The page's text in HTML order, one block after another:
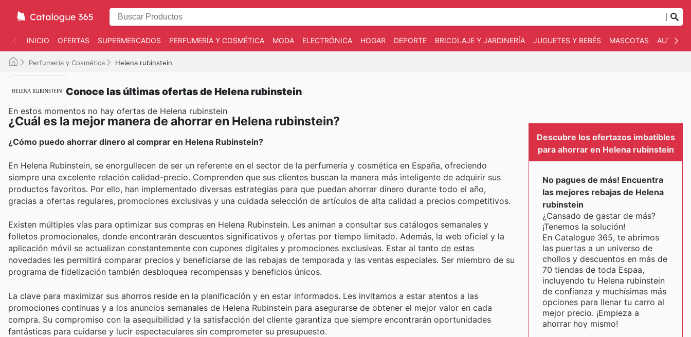
INICIO OFERTAS SUPERMERCADOS PERFUMERÍA Y COSMÉTICA MODA ELECTRÓNICA HOGAR DEPORTE BRICOLAJE Y JARDINERÍA JUGUETES Y BEBÉS MASCOTAS AUTO Y
Perfumería y Cosmética Helena rubinstein
Conoce las últimas ofertas de Helena rubinstein
En estos momentos no hay ofertas de Helena rubinstein
¿Cuál es la mejor manera de ahorrar en Helena rubinstein?
¿Cómo puedo ahorrar dinero al comprar en Helena Rubinstein?
En Helena Rubinstein, se enorgullecen de ser un referente en el sector de la perfumería y cosmética en España, ofreciendo
siempre una excelente relación calidad-precio. Comprenden que sus clientes buscan la manera más inteligente de adquirir sus
productos favoritos. Por ello, han implementado diversas estrategias para que puedan ahorrar dinero durante todo el año,
gracias a ofertas regulares, promociones exclusivas y una cuidada selección de artículos de alta calidad a precios competitivos.
Existen múltiples vías para optimizar sus compras en Helena Rubinstein. Les animan a consultar sus catálogos semanales y
folletos promocionales, donde encontrarán descuentos significativos y ofertas por tiempo limitado. Además, la web oficial y la
aplicación móvil se actualizan constantemente con cupones digitales y promociones exclusivas. Estar al tanto de estas
novedades les permitirá comparar precios y beneficiarse de las rebajas de temporada y las ventas especiales. Ser miembro de su
programa de fidelización también desbloquea recompensas y beneficios únicos.
La clave para maximizar sus ahorros reside en la planificación y en estar informados. Les invitamos a estar atentos a las
promociones continuas y a los anuncios semanales de Helena Rubinstein para asegurarse de obtener el mejor valor en cada
compra. Su compromiso con la asequibilidad y la satisfacción del cliente garantiza que siempre encontrarán oportunidades
fantásticas para cuidarse y lucir espectaculares sin comprometer su presupuesto.
Descubre los ofertazos imbatibles
para ahorrar en Helena rubinstein
No pagues de más! Encuentra
las mejores rebajas de Helena
rubinstein
¿Cansado de gastar de más?
¡Tenemos la solución!
En Catalogue 365, te abrimos
las puertas a un universo de
chollos y descuentos en más de
70 tiendas de toda Espaa,
incluyendo tu Helena rubinstein
de confianza y muchísimas más
opciones para llenar tu carro al
mejor precio. ¡Empieza a
ahorrar hoy mismo!